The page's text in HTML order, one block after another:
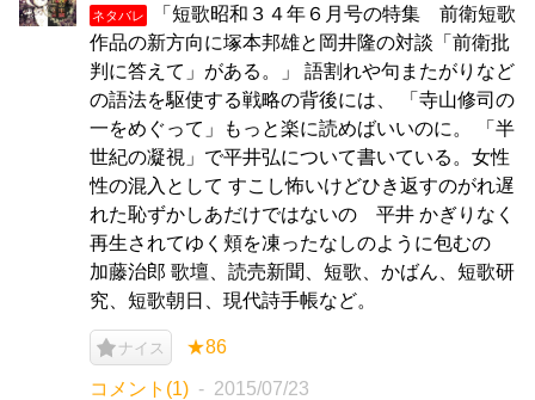
ネタバレ
「短歌昭和３４年６月号の特集 前衛短歌
作品の新方向に塚本邦雄と岡井隆の対談「前衛批
判に答えて」がある。」 語割れや句またがりなど
の語法を駆使する戦略の背後には、 「寺山修司の
一をめぐって」もっと楽に読めばいいのに。 「半
世紀の凝視」で平井弘について書いている。女性
性の混入として すこし怖いけどひき返すのがれ遅
れた恥ずかしあだけではないの 平井 かぎりなく
再生されてゆく頬を凍ったなしのように包むの
加藤治郎 歌壇、読売新聞、短歌、かばん、短歌研
究、短歌朝日、現代詩手帳など。
ナイス ★86
コメント(1) 2015/07/23